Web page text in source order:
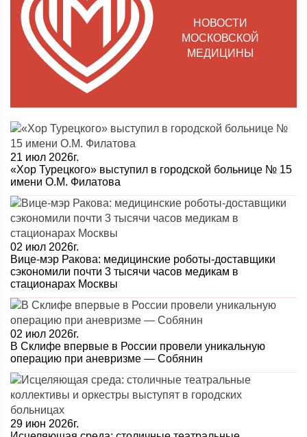
НОВОСТИ
МОСКОВСКОЙ
МЕДИЦИНЫ
21 июл 2026г.
«Хор Турецкого» выступил в городской больнице № 15
имени О.М. Филатова
02 июл 2026г.
Вице-мэр Ракова: медицинские роботы-доставщики
сэкономили почти 3 тысячи часов медикам в
стационарах Москвы
02 июл 2026г.
В Склифе впервые в России провели уникальную
операцию при аневризме — Собянин
29 июн 2026г.